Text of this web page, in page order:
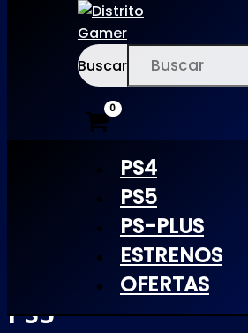
Buscar
PS4
PS5
PS-PLUS
ESTRENOS
OFERTAS
JUDGMENT
[RETRO] |
PS5